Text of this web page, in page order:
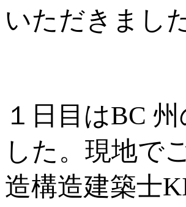
いただきまし
１日目はBC
した。現地で
造構造建築士